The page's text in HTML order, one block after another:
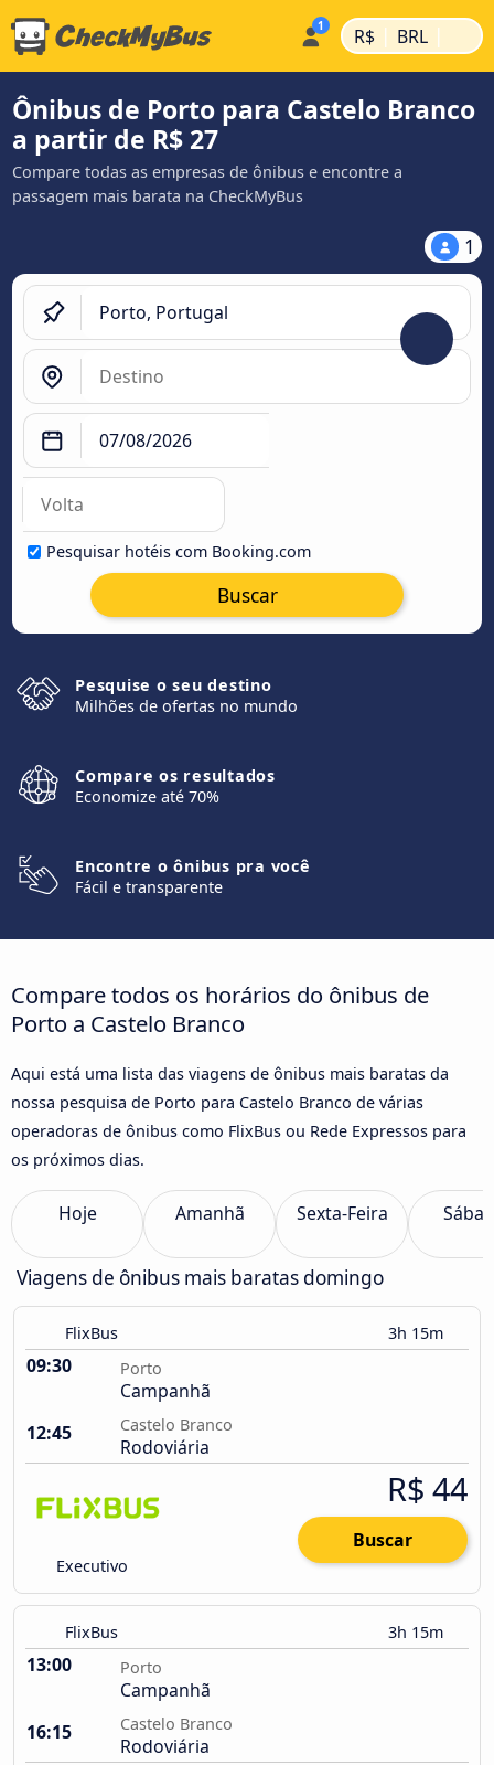
R$ | BRL |
Ônibus de Porto para Castelo Branco
a partir de R$ 27
Compare todas as empresas de ônibus e encontre a
passagem mais barata na CheckMyBus
1
Pesquisar hotéis com Booking.com
Buscar
Pesquise o seu destino
Milhões de ofertas no mundo
Compare os resultados
Economize até 70%
Encontre o ônibus pra você
Fácil e transparente
Compare todos os horários do ônibus de
Porto a Castelo Branco
Aqui está uma lista das viagens de ônibus mais baratas da
nossa pesquisa de Porto para Castelo Branco de várias
operadoras de ônibus como FlixBus ou Rede Expressos para
os próximos dias.
Hoje Amanhã Sexta-Feira
Viagens de ônibus mais baratas domingo
FlixBus 3h 15m
09:30 Porto
Campanhã
12:45
Castelo Branco
Rodoviária
Executivo
R$ 44
Buscar
FlixBus 3h 15m
13:00 Porto
Campanhã
16:15
Castelo Branco
Rodoviária